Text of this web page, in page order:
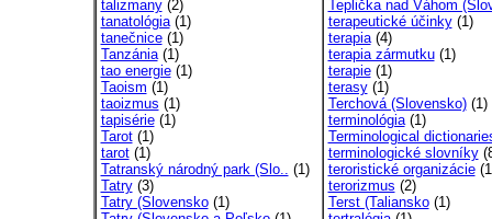
talizmany(2)
tanatológia(1)
tanečnice(1)
Tanzánia(1)
tao energie(1)
Taoism (1)
taoizmus (1)
tapisérie(1)
Tarot(1)
tarot(1)
Tatranský národný park (Slo.. (1)
Tatry(3)
Tatry (Slovensko(1)
Teplička nad Váhom
terapeutické účinky(1)
terapia(4)
terapia zármutku(1)
terapie(1)
terasy(1)
Terchová (Slovensko)(1)
terminológia(1)
Terminological
terminologické slovníky
teroristické organizácie
terorizmus (2)
Terst (Taliansko(1)